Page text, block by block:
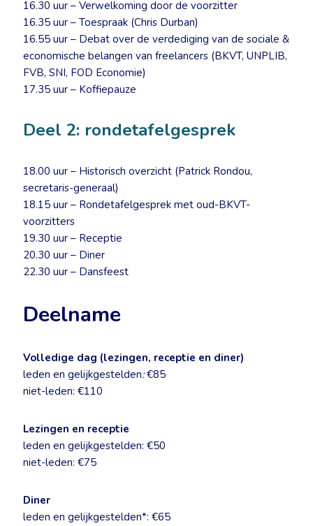
16.30 uur – Verwelkoming door de voorzitter
16.35 uur – Toespraak (Chris Durban)
16.55 uur – Debat over de verdediging van de sociale &
economische belangen van freelancers (BKVT, UNPLIB,
FVB, SNI, FOD Economie)
17.35 uur – Koffiepauze
Deel 2: rondetafelgesprek
18.00 uur – Historisch overzicht (Patrick Rondou,
secretaris-generaal)
18.15 uur – Rondetafelgesprek met oud-BKVT-
voorzitters
19.30 uur – Receptie
20.30 uur – Diner
22.30 uur – Dansfeest
Deelname
Volledige dag (lezingen, receptie en diner)
leden en gelijkgestelden:€85
niet-leden: €110
Lezingen en receptie
leden en gelijkgestelden: €50
niet-leden: €75
Diner
leden en gelijkgestelden*: €65